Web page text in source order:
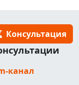
Консультация
канал